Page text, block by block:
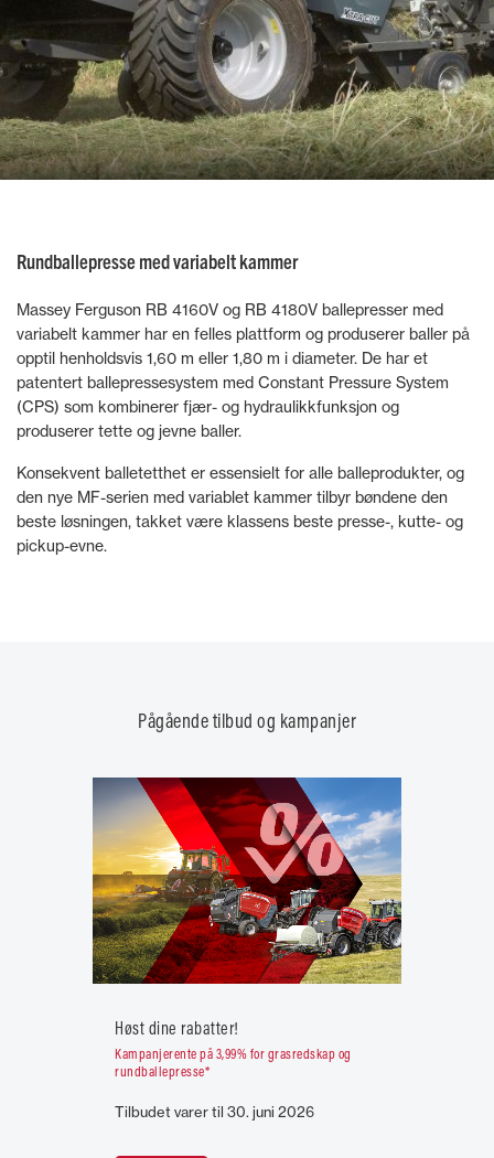
Rundballepresse med variabelt kammer
Massey Ferguson RB 4160V og RB 4180V ballepresser med
variabelt kammer har en felles plattform og produserer baller på
opptil henholdsvis 1,60 m eller 1,80 m i diameter. De har et
patentert ballepressesystem med Constant Pressure System
(CPS) som kombinerer fjær- og hydraulikkfunksjon og
produserer tette og jevne baller.
Konsekvent balletetthet er essensielt for alle balleprodukter, og
den nye MF-serien med variablet kammer tilbyr bøndene den
beste løsningen, takket være klassens beste presse-, kutte- og
pickup-evne.
Pågående tilbud og kampanjer
Høst dine rabatter!
Kampanjerente på 3,99% for grasredskap og
rundballepresse*
Tilbudet varer til 30. juni 2026